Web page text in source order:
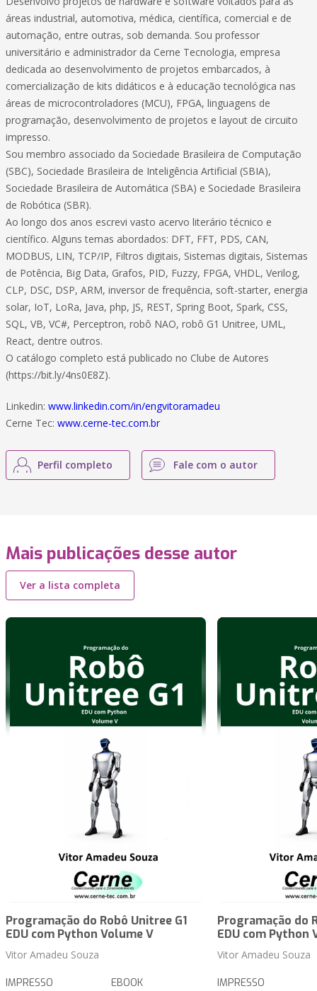
áreas industrial, automotiva, médica, científica, comercial e de
automação, entre outras, sob demanda. Sou professor
universitário e administrador da Cerne Tecnologia, empresa
dedicada ao desenvolvimento de projetos embarcados, à
comercialização de kits didáticos e à educação tecnológica nas
áreas de microcontroladores (MCU), FPGA, linguagens de
programação, desenvolvimento de projetos e layout de circuito
impresso.
Sou membro associado da Sociedade Brasileira de Computação
(SBC), Sociedade Brasileira de Inteligência Artificial (SBIA),
Sociedade Brasileira de Automática (SBA) e Sociedade Brasileira
de Robótica (SBR).
Ao longo dos anos escrevi vasto acervo literário técnico e
científico. Alguns temas abordados: DFT, FFT, PDS, CAN,
MODBUS, LIN, TCP/IP, Filtros digitais, Sistemas digitais, Sistemas
de Potência, Big Data, Grafos, PID, Fuzzy, FPGA, VHDL, Verilog,
CLP, DSC, DSP, ARM, inversor de frequência, soft-starter, energia
solar, IoT, LoRa, Java, php, JS, REST, Spring Boot, Spark, CSS,
SQL, VB, VC#, Perceptron, robô NAO, robô G1 Unitree, UML,
React, dentre outros.
O catálogo completo está publicado no Clube de Autores
(https://bit.ly/4ns0E8Z).
Linkedin: www.linkedin.com/in/engvitoramadeu
Cerne Tec: www.cerne-tec.com.br
Perfil completo Fale com o autor
Mais publicações desse autor
Ver a lista completa
Programação do Robô Unitree G1
EDU com Python Volume V
Vitor Amadeu Souza
IMPRESSO EBOOK
Programação do
EDU com Python
Vitor Amadeu Souza
IMPRESSO